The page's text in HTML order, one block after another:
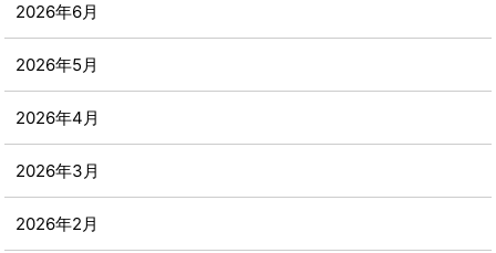
2026年6月
2026年5月
2026年4月
2026年3月
2026年2月